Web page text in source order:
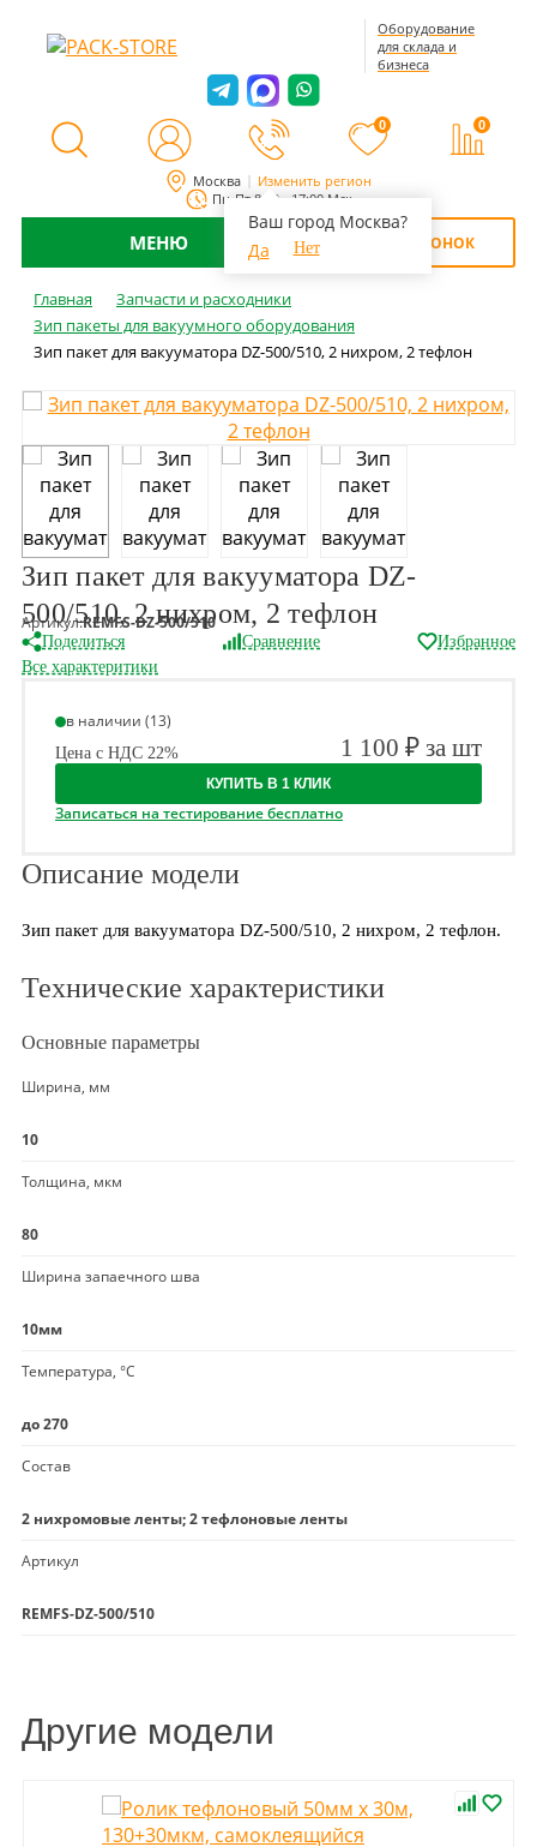
Москва Изменить регион
Ваш город Москва?
Да
Нет
Пн-Пт 8:00 - 17:00 Мск
Оборудование
для склада и
бизнеса
0 0
МЕНЮ ОБРАТНЫЙ ЗВОНОК
Главная
Запчасти и расходники
Зип пакеты для вакуумного оборудования
Зип пакет для вакууматора DZ-500/510, 2 нихром, 2 тефлон
Зип пакет для вакууматора DZ-
500/510, 2 нихром, 2 тефлон
Артикул:REMFS-DZ-500/510
Поделиться Сравнение
Избранное
Все характеритики
в наличии (13)
Цена с НДС 22% 1 100 ₽ за шт
КУПИТЬ В 1 КЛИК
Записаться на тестирование бесплатно
Описание модели
Зип пакет для вакууматора DZ-500/510, 2 нихром, 2 тефлон.
Технические характеристики
Основные параметры
Ширина, мм
10
Толщина, мкм
80
Ширина запаечного шва
10мм
Температура, °C
до 270
Состав
2 нихромовые ленты; 2 тефлоновые ленты
Артикул
REMFS-DZ-500/510
Другие модели